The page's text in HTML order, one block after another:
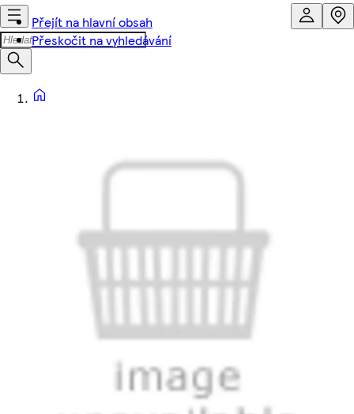
Přejít na hlavní obsah
Přeskočit na vyhledávání